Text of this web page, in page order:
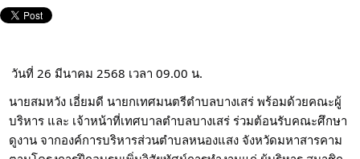
วันที่ 26 มีนาคม 2568 เวลา 09.00 น.
นายสมหวัง เอี่ยมดี นายกเทศมนตรีตำบลบางเสร่ พร้อมด้วยคณะผู้
บริหาร และ เจ้าหน้าที่เทศบาลตำบลบางเสร่ ร่วมต้อนรับคณะศึกษา
ดูงาน จากองค์การบริหารส่วนตำบลหนองแสง จังหวัดมหาสารคาม